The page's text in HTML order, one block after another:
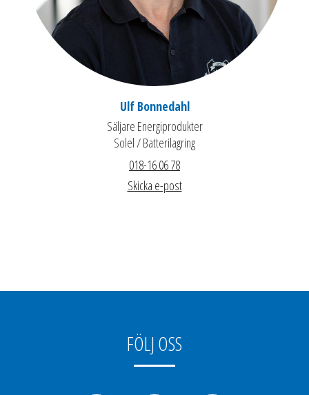
Ulf Bonnedahl
Säljare Energiprodukter
Solel / Batterilagring
018-16 06 78
Skicka e-post
FÖLJ OSS